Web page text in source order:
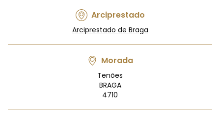
Arciprestado
Arciprestado de Braga
Morada
Tenões
BRAGA
4710